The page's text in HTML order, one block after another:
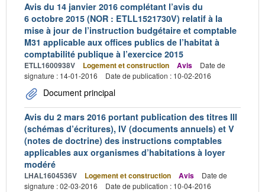
Avis du 14 janvier 2016 complétant l’avis du
6 octobre 2015 (NOR : ETLL1521730V) relatif à la
mise à jour de l’instruction budgétaire et comptable
M31 applicable aux offices publics de l’habitat à
comptabilité publique à l’exercice 2015
ETLL1600938V Logement et construction Avis
Date de
signature : 14-01-2016
Date de publication : 10-02-2016
Document principal
Avis du 2 mars 2016 portant publication des titres III
(schémas d’écritures), IV (documents annuels) et V
(notes de doctrine) des instructions comptables
applicables aux organismes d’habitations à loyer
modéré
LHAL1604536V Logement et construction Avis
Date de
signature : 02-03-2016
Date de publication : 10-04-2016